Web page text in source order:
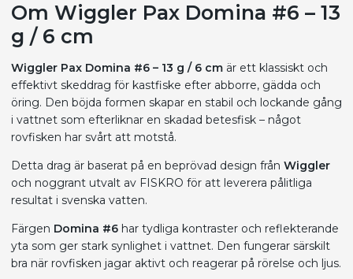
Om Wiggler Pax Domina #6 – 13
g / 6 cm
Wiggler Pax Domina #6 – 13 g / 6 cm är ett klassiskt och
effektivt skeddrag för kastfiske efter abborre, gädda och
öring. Den böjda formen skapar en stabil och lockande gång
i vattnet som efterliknar en skadad betesfisk – något
rovfisken har svårt att motstå.
Detta drag är baserat på en beprövad design från Wiggler
och noggrant utvalt av FISKRO för att leverera pålitliga
resultat i svenska vatten.
Färgen Domina #6 har tydliga kontraster och reflekterande
yta som ger stark synlighet i vattnet. Den fungerar särskilt
bra när rovfisken jagar aktivt och reagerar på rörelse och ljus.